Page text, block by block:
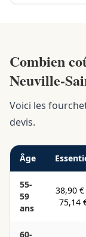
Combien
Neuville-
Voici les
devis.
Âge
55-
59
ans
38,90 €
75,14
60-